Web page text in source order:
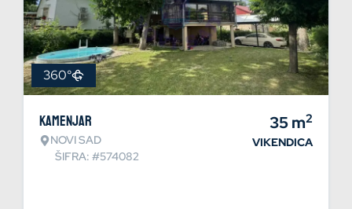
360°
Kamenjar
NOVI SAD
ŠIFRA: #574082
35m2
VIKENDICA